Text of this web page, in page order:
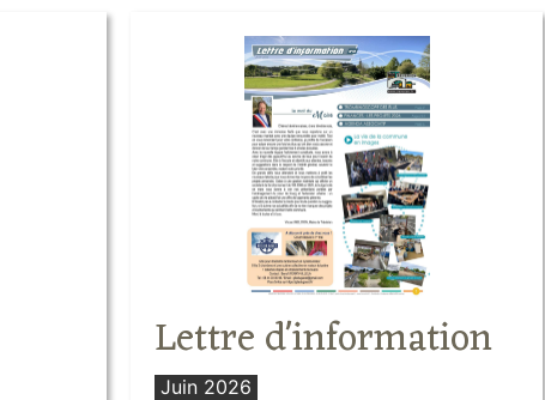
Lettre d'information
Juin 2026